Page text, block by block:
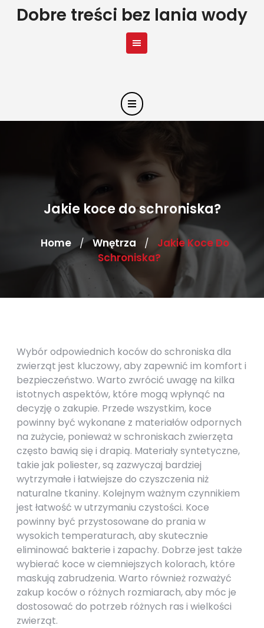
SkipDobre treści bez lania wody
Jakie koce do schroniska?
Home / Wnętrza /
Jakie Koce Do
Schroniska?
Wybór odpowiednich koców do schroniska dla
zwierząt jest kluczowy, aby zapewnić im komfort i
bezpieczeństwo. Warto zwrócić uwagę na kilka
istotnych aspektów, które mogą wpłynąć na
decyzję o zakupie. Przede wszystkim, koce
powinny być wykonane z materiałów odpornych
na zużycie, ponieważ w schroniskach zwierzęta
często bawią się i drapią. Materiały syntetyczne,
takie jak poliester, są zazwyczaj bardziej
wytrzymałe i łatwiejsze do czyszczenia niż
naturalne tkaniny. Kolejnym ważnym czynnikiem
jest łatwość w utrzymaniu czystości. Koce
powinny być przystosowane do prania w
wysokich temperaturach, aby skutecznie
eliminować bakterie i zapachy. Dobrze jest także
wybierać koce w ciemniejszych kolorach, które
maskują zabrudzenia. Warto również rozważyć
zakup koców o różnych rozmiarach, aby móc je
dostosować do potrzeb różnych ras i wielkości
zwierząt.